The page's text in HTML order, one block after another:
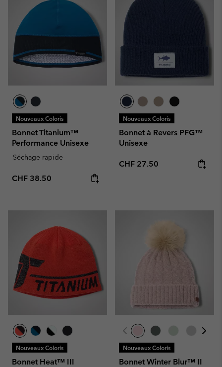
Nouveaux Coloris
Bonnet Titanium™
Performance Unisexe
Séchage rapide
Regular price:
CHF 38.50
Nouveaux Coloris
Bonnet à Revers PFG™
Unisexe
Regular price:
CHF 27.50
Nouveaux Coloris
Bonnet Heat™ III
Nouveaux Coloris
Bonnet Winter Blur™ II